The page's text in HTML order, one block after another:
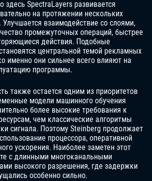
здесь SpectraLayers развивается
на протяжении нескольких
Улучшается взаимодействие со слоями,
промежуточных операций, быстрее
действия. Подобные
центральной темой рекламных
именно они сильнее всего влияют на
программы.
также остается одним из приоритетов
модели машинного обучения
более высокие требования к
чем классические алгоритмы
сигнала. Поэтому Steinberg продолжает
процессора, оперативной
ускорения. Наиболее заметен этот
с длинными многоканальными
высокого разрешения, где задержки
особенно сильно.